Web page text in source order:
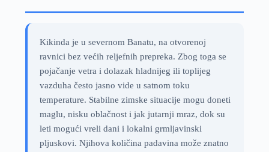
Kikinda je u severnom Banatu, na otvorenoj
ravnici bez većih reljefnih prepreka. Zbog toga se
pojačanje vetra i dolazak hladnijeg ili toplijeg
vazduha često jasno vide u satnom toku
temperature. Stabilne zimske situacije mogu doneti
maglu, nisku oblačnost i jak jutarnji mraz, dok su
leti mogući vreli dani i lokalni grmljavinski
pljuskovi. Njihova količina padavina može znatno